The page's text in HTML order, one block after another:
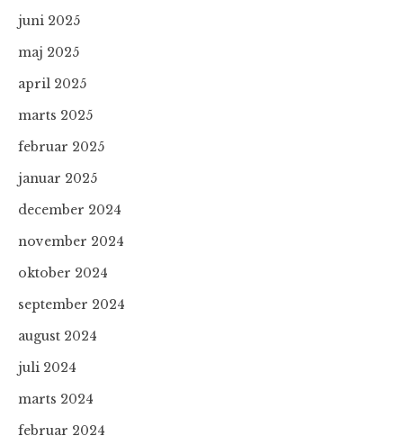
juni 2025
maj 2025
april 2025
marts 2025
februar 2025
januar 2025
december 2024
november 2024
oktober 2024
september 2024
august 2024
juli 2024
marts 2024
februar 2024